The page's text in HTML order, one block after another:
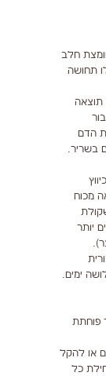
חלב
תחושה
תוצאה
הדם
בשריר.
מכוח
יותר
ימים.
פוחתת
או להקל
כל